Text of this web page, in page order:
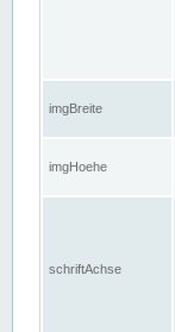
imgBreite
imgHoehe
schriftAchse